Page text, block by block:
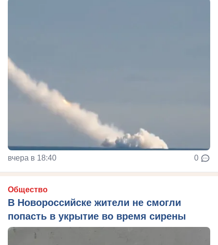
вчера в 18:40 0
Общество
В Новороссийске жители не смогли
попасть в укрытие во время сирены